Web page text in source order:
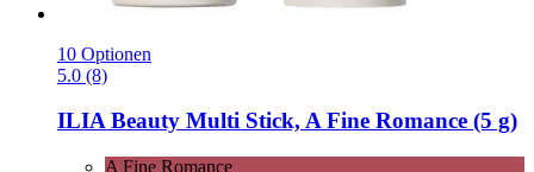
10 Optionen
5.0 (8)
ILIA Beauty Multi Stick, A Fine Romance (5 g)
A Fine Romance